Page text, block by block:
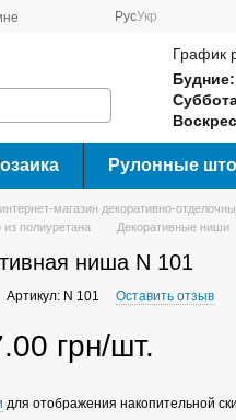
РусУкр
График
Будние:
Рулонные
магазин декоративно-
полиуретана
Декоративные ниши
ниша N 101
Артикул: N 101 Оставить отзыв
грн/шт.
для отображения накопительной